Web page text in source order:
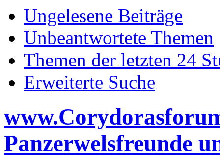
Ungelesene Beiträge
Unbeantwortete Themen
Themen der letzten 24
Erweiterte Suche
Panzerwelsfreunde